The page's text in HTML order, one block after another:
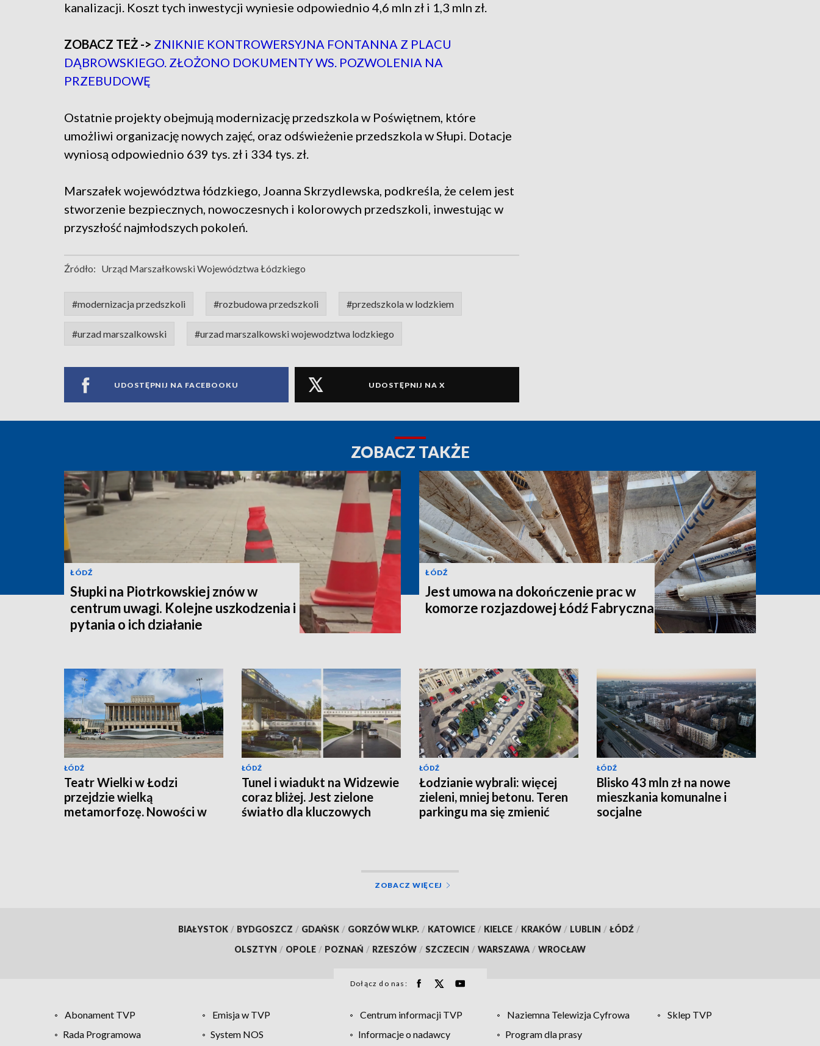
kanalizacji. Koszt tych inwestycji wyniesie odpowiednio 4,6 mln zł i 1,3 mln zł.
ZOBACZ TEŻ -> ZNIKNIE KONTROWERSYJNA FONTANNA Z PLACU
DĄBROWSKIEGO. ZŁOŻONO DOKUMENTY WS. POZWOLENIA NA
PRZEBUDOWĘ
Ostatnie projekty obejmują modernizację przedszkola w Poświętnem, które
umożliwi organizację nowych zajęć, oraz odświeżenie przedszkola w Słupi. Dotacje
wyniosą odpowiednio 639 tys. zł i 334 tys. zł.
Marszałek województwa łódzkiego, Joanna Skrzydlewska, podkreśla, że celem jest
stworzenie bezpiecznych, nowoczesnych i kolorowych przedszkoli, inwestując w
przyszłość najmłodszych pokoleń.
Źródło: Urząd Marszałkowski Województwa Łódzkiego
#modernizacja przedszkoli #rozbudowa przedszkoli #przedszkola w lodzkiem
#urzad marszalkowski #urzad marszalkowski wojewodztwa lodzkiego
UDOSTĘPNIJ NA FACEBOOKU UDOSTĘPNIJ NA X
ZOBACZ TAKŻE
ŁÓDŹ
Słupki na Piotrkowskiej znów w
centrum uwagi. Kolejne uszkodzenia i
pytania o ich działanie
ŁÓDŹ
Jest umowa na dokończenie prac w
komorze rozjazdowej Łódź Fabryczna
ŁÓDŹ
Teatr Wielki w Łodzi
przejdzie wielką
metamorfozę. Nowości w
ŁÓDŹ
Tunel i wiadukt na Widzewie
coraz bliżej. Jest zielone
światło dla kluczowych
ŁÓDŹ
Łodzianie wybrali: więcej
zieleni, mniej betonu. Teren
parkingu ma się zmienić
ŁÓDŹ
Blisko 43 mln zł na nowe
mieszkania komunalne i
socjalne
ZOBACZ WIĘCEJ
BIAŁYSTOK / BYDGOSZCZ / GDAŃSK / GORZÓW WLKP. / KATOWICE / KIELCE / KRAKÓW / LUBLIN / ŁÓDŹ /
OLSZTYN / OPOLE / POZNAŃ / RZESZÓW / SZCZECIN / WARSZAWA / WROCŁAW
Dołącz do nas:
Abonament TVP Emisja w TVP Centrum informacji TVP Naziemna Telewizja Cyfrowa
Sklep TVP
Rada Programowa
System NOS Informacje o nadawcy Program dla prasy